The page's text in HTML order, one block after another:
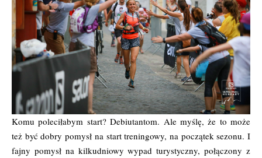
Komu poleciłabym start? Debiutantom. Ale myślę, że to może
też być dobry pomysł na start treningowy, na początek sezonu. I
fajny pomysł na kilkudniowy wypad turystyczny, połączony z